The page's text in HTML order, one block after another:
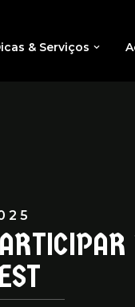
& Serviços